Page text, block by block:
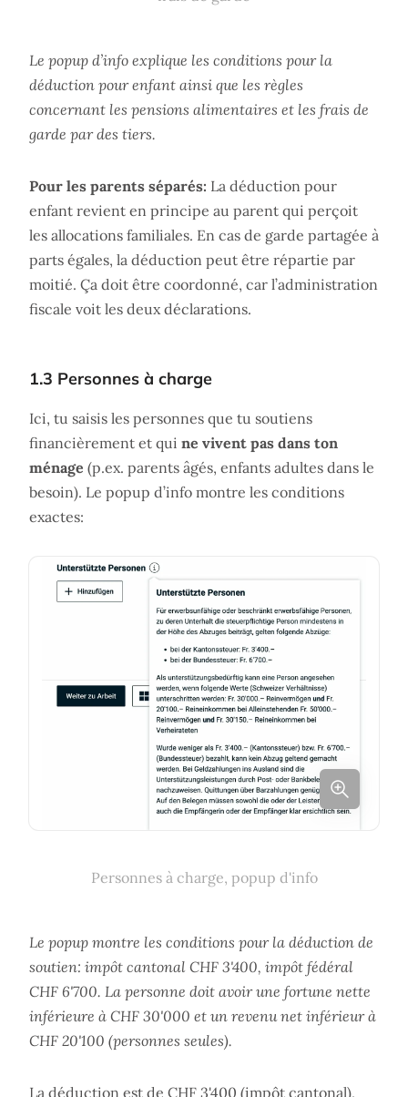
Le popup d’info explique les conditions pour la
déduction pour enfant ainsi que les règles
concernant les pensions alimentaires et les frais de
garde par des tiers.
Pour les parents séparés: La déduction pour
enfant revient en principe au parent qui perçoit
les allocations familiales. En cas de garde partagée à
parts égales, la déduction peut être répartie par
moitié. Ça doit être coordonné, car l’administration
fiscale voit les deux déclarations.
1.3 Personnes à charge
Ici, tu saisis les personnes que tu soutiens
financièrement et qui ne vivent pas dans ton
ménage (p.ex. parents âgés, enfants adultes dans le
besoin). Le popup d’info montre les conditions
exactes:
Personnes à charge, popup d'info
Le popup montre les conditions pour la déduction de
soutien: impôt cantonal CHF 3'400, impôt fédéral
CHF 6'700. La personne doit avoir une fortune nette
inférieure à CHF 30'000 et un revenu net inférieur à
CHF 20'100 (personnes seules).
La déduction est de CHF 3'400 (impôt cantonal),